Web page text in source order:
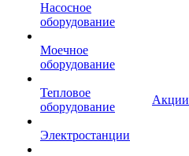
Насосное
оборудование
Моечное
оборудование
Тепловое
оборудование
Электростанции
Акции